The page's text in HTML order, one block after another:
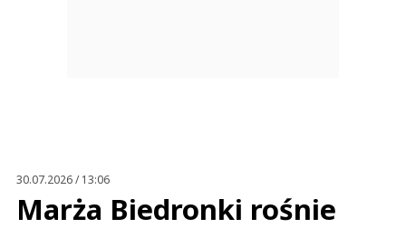
30.07.2026 / 13:06
Marża Biedronki rośnie